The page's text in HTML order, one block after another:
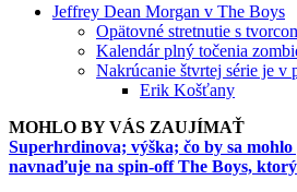
Jeffrey Dean Morgan v The Boys
Opätovné stretnutie s
Kalendár plný točenia
Nakrúcanie štvrtej série je v
Erik Košťany
MOHLO BY VÁS ZAUJÍMAŤ
Superhrdinova; výška; čo by sa
navnaďuje na spin-off The Boys,